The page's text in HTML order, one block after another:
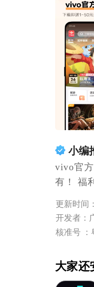
小编
vivo官
有！ 福
更新时间
开发者：
核准号 ：
大家还